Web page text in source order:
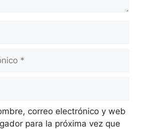
correo electrónico y web
para la próxima vez que